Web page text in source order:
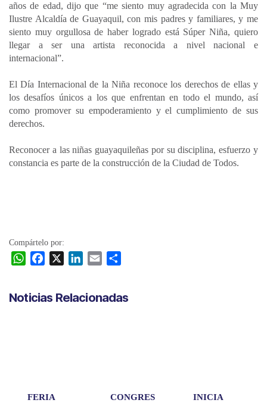
años de edad, dijo que “me siento muy agradecida con la Muy
Ilustre Alcaldía de Guayaquil, con mis padres y familiares, y me
siento muy orgullosa de haber logrado está Súper Niña, quiero
llegar a ser una artista reconocida a nivel nacional e
internacional”.
El Día Internacional de la Niña reconoce los derechos de ellas y
los desafíos únicos a los que enfrentan en todo el mundo, así
como promover su empoderamiento y el cumplimiento de sus
derechos.
Reconocer a las niñas guayaquileñas por su disciplina, esfuerzo y
constancia es parte de la construcción de la Ciudad de Todos.
Compártelo por:
W
t
e
k
i
p
Noticias Relacionadas
FERIA
CONGRES
INICIA